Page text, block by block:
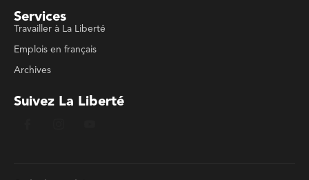
Services
Travailler à La Liberté
Emplois en français
Archives
Suivez La Liberté